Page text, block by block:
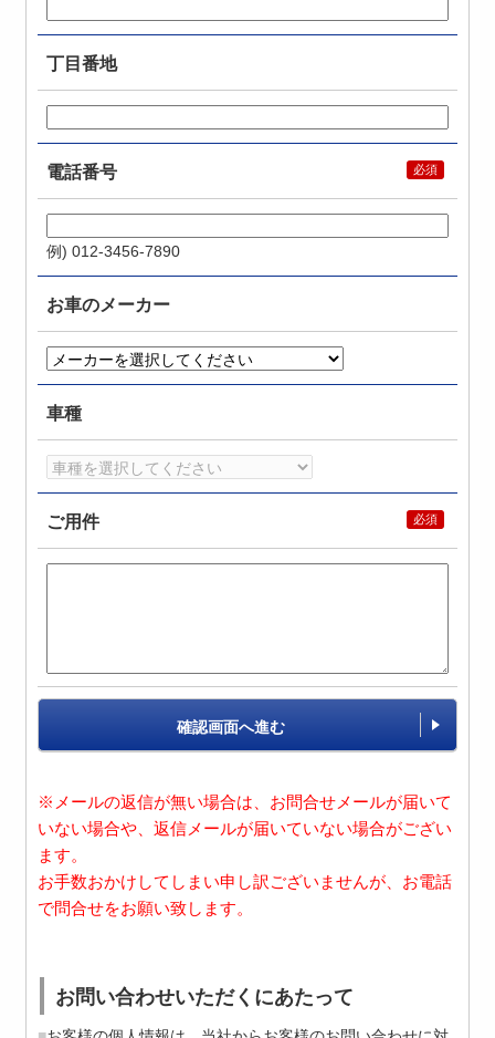
丁目番地
電話番号
例) 012-3456-7890
お車のメーカー
車種
ご用件
確認画面へ進む
※メールの返信が無い場合は、お問合せメールが届いて
いない場合や、返信メールが届いていない場合がござい
ます。
お手数おかけしてしまい申し訳ございませんが、お電話
で問合せをお願い致します。
お問い合わせいただくにあたって